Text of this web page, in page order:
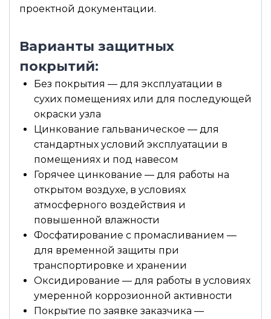
проектной документации.
Варианты защитных
покрытий:
Без покрытия — для эксплуатации в
сухих помещениях или для последующей
окраски узла
Цинкование гальваническое — для
стандартных условий эксплуатации в
помещениях и под навесом
Горячее цинкование — для работы на
открытом воздухе, в условиях
атмосферного воздействия и
повышенной влажности
Фосфатирование с промасливанием —
для временной защиты при
транспортировке и хранении
Оксидирование — для работы в условиях
умеренной коррозионной активности
Покрытие по заявке заказчика —